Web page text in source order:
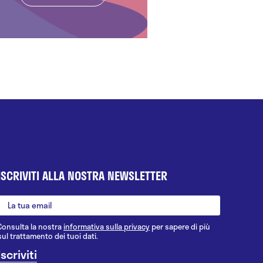
ALLA NOSTRA NEWSLETTER
la nostrainformativa sulla privacy per sapere di più
trattamento dei tuoi dati.